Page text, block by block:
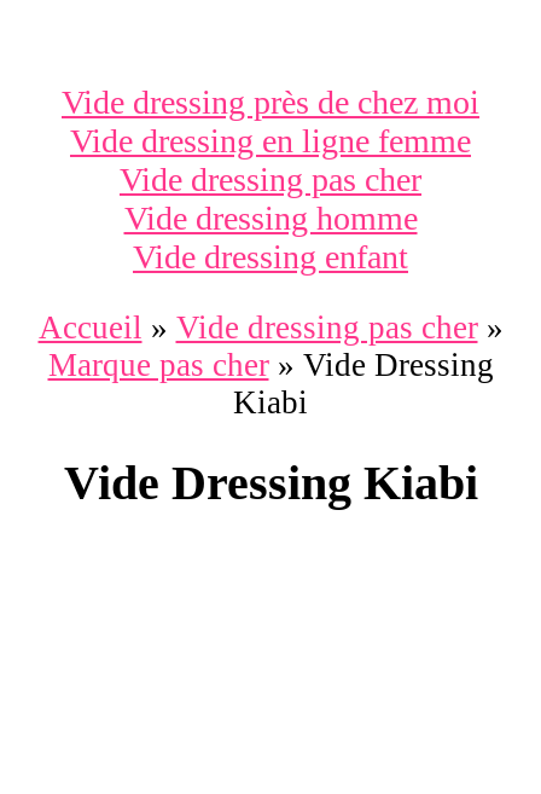
Vide dressing près de chez moi
Vide dressing en ligne femme
Vide dressing pas cher
Vide dressing homme
Vide dressing enfant
Accueil » Vide dressing pas cher»
Marque pas cher» Vide Dressing
Kiabi
Vide Dressing Kiabi